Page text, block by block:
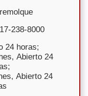
238-8000
24 horas;
Abierto 24
Abierto 24